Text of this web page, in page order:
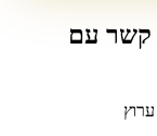
קשר עם